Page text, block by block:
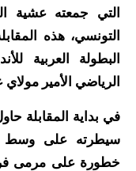
التي جمعته عشية
التونسي، هذه
البطولة العربية
الرياضي الأمير مولاي
في بداية المقابلة
سيطرته على وسط
خطورة على مرمى